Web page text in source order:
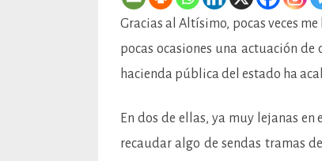
Gracias al Altísimo, pocas veces
pocas ocasiones una actuación
hacienda pública del estado ha
En dos de ellas, ya muy lejanas
recaudar algo de sendas tramas